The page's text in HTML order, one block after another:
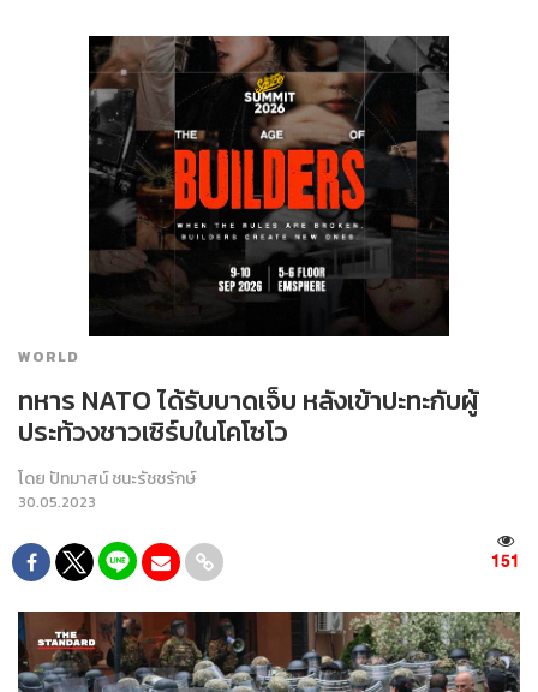
WORLD
ทหาร NATO ได้รับบาดเจ็บ หลังเข้าปะทะกับผู้
ประท้วงชาวเซิร์บในโคโซโว
โดย ปัทมาสน์ ชนะรัชชรักษ์
30.05.2023
151